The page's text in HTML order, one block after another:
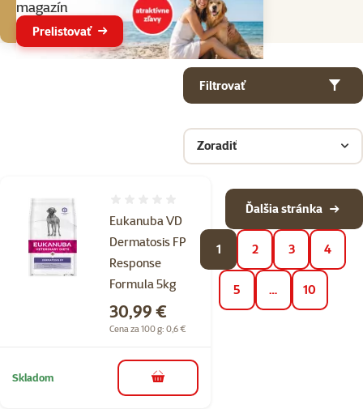
magazín
Prelistovať
Filtrovať
Zoradiť
Produkty v kategorii Veterinárne diéty pre psov
Eukanuba VD
Dermatosis FP
Response
Formula 5kg
Cena
30,99 €
Cena za 100 g: 0,6 €
Skladom do košíka
1 2 3 4
5 … 10
Ďalšia stránka